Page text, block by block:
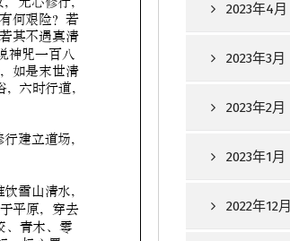
2023年4月
2023年3月
2023年2月
2023年1月
2022年12月